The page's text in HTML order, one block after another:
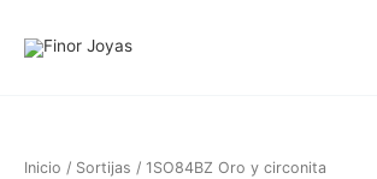
Inicio / Sortijas / 1SO84BZ Oro y circonita